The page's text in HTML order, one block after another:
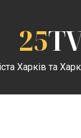
25
Харків та